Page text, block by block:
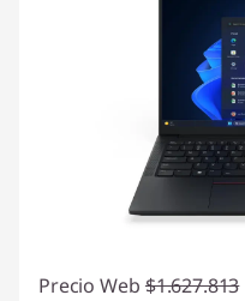
Precio Web $1.627.813